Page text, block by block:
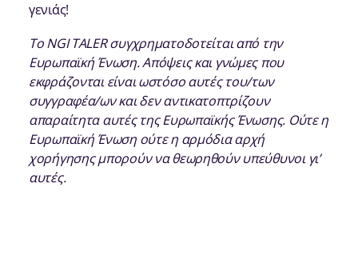
γενιάς!
Το NGI TALER συγχρηματοδοτείται από την
Ευρωπαϊκή Ένωση. Απόψεις και γνώμες που
εκφράζονται είναι ωστόσο αυτές του/των
συγγραφέα/ων και δεν αντικατοπτρίζουν
απαραίτητα αυτές της Ευρωπαϊκής Ένωσης. Ούτε η
Ευρωπαϊκή Ένωση ούτε η αρμόδια αρχή
χορήγησης μπορούν να θεωρηθούν υπεύθυνοι γι’
αυτές.